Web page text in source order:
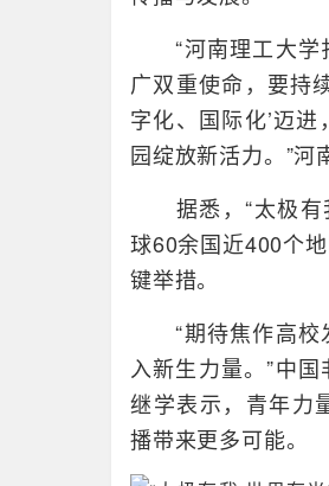
“河南理工大学
广双重使命，要持
字化、国际化’迈
园绽放新活力。”河
据悉，“太极有
球60余国近400个
键举措。
“期待焦作高校
入新生力量。”中
继学表示，青年力
播带来更多可能。